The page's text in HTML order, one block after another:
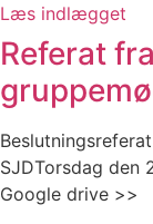
Læs indlægget
Referat
SJDTorsdag den
Google drive >>